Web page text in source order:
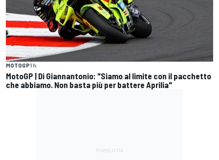
MOTOGP1 h
MotoGP | Di Giannantonio: "Siamo al limite con il pacchetto
che abbiamo. Non basta più per battere Aprilia"